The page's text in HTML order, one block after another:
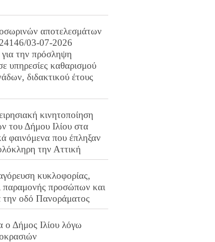
αποτελεσμάτων
24146/03-07-2026
την πρόσληψη
υπηρεσίες καθαρισμού
διδακτικού έτους
κινητοποίηση
του Δήμου Ιλίου στα
φαινόμενα που έπληξαν
την Αττική
κυκλοφορίας,
παραμονής προσώπων και
την οδό Πανοράματος
ο Δήμος Ιλίου λόγω